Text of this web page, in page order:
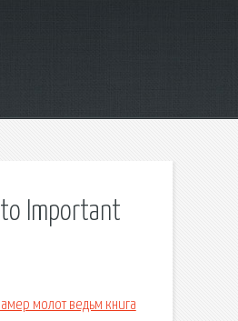
Important
молот ведьм книга